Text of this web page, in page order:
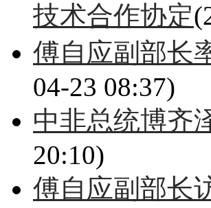
技术合作协定
傅自应副部长
04-23 08:37)
中非总统博齐
20:10)
傅自应副部长